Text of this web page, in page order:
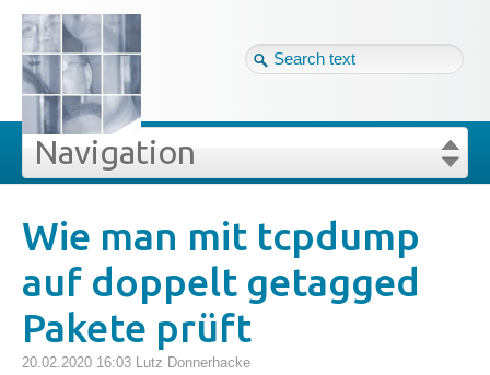
Tag cloud
Site map
Login
Forgot your password?
Navigation
Projekte
Veröffentlichungen
Blog
man mit tcpdump auf doppelt getagged Pakete prüft
Wie man mit tcpdump
auf doppelt getagged
Pakete prüft
20.02.2020 16:03 Lutz Donnerhacke